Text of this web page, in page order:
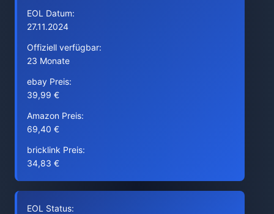
EOL Datum:
27.11.2024
Offiziell verfügbar:
23 Monate
ebay Preis:
39,99 €
Amazon Preis:
69,40 €
bricklink Preis:
34,83 €
EOL Status: